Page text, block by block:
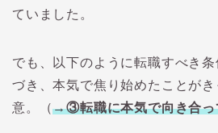
ていました。
でも、以下のように転職すべき
づき、本気で焦り始めたことが
意。（→③転職に本気で向き合っ